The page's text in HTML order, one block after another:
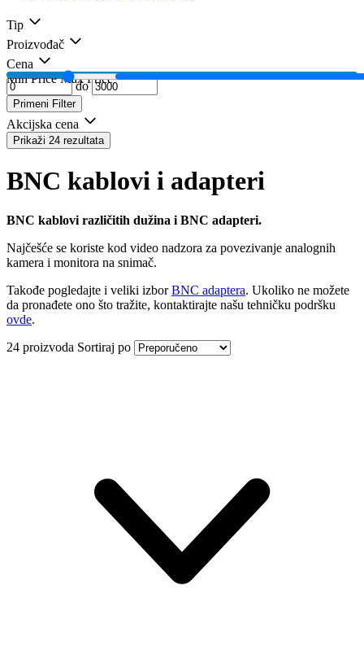
Tip
Proizvođač
Cena
Min Price Max Price
do
Primeni Filter
Akcijska cena
Prikaži 24 rezultata
BNC kablovi i adapteri
BNC kablovi različitih dužina i BNC adapteri.
Najčešće se koriste kod video nadzora za povezivanje analognih
kamera i monitora na snimač.
Takođe pogledajte i veliki izborBNC adaptera. Ukoliko ne možete
da pronađete ono što tražite, kontaktirajte našu tehničku podršku
ovde.
24 proizvoda Sortiraj po